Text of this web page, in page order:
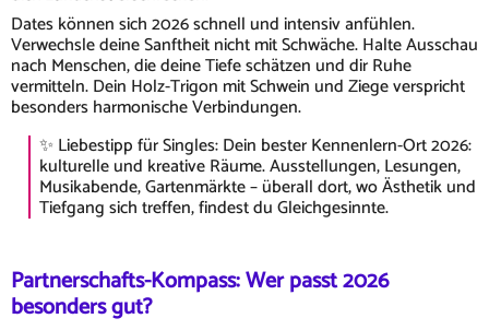
Dates können sich 2026 schnell und intensiv anfühlen.
Verwechsle deine Sanftheit nicht mit Schwäche. Halte Ausschau
nach Menschen, die deine Tiefe schätzen und dir Ruhe
vermitteln. Dein Holz-Trigon mit Schwein und Ziege verspricht
besonders harmonische Verbindungen.
✨ Liebestipp für Singles: Dein bester Kennenlern-Ort 2026:
kulturelle und kreative Räume. Ausstellungen, Lesungen,
Musikabende, Gartenmärkte – überall dort, wo Ästhetik und
Tiefgang sich treffen, findest du Gleichgesinnte.
Partnerschafts-Kompass: Wer passt 2026
besonders gut?